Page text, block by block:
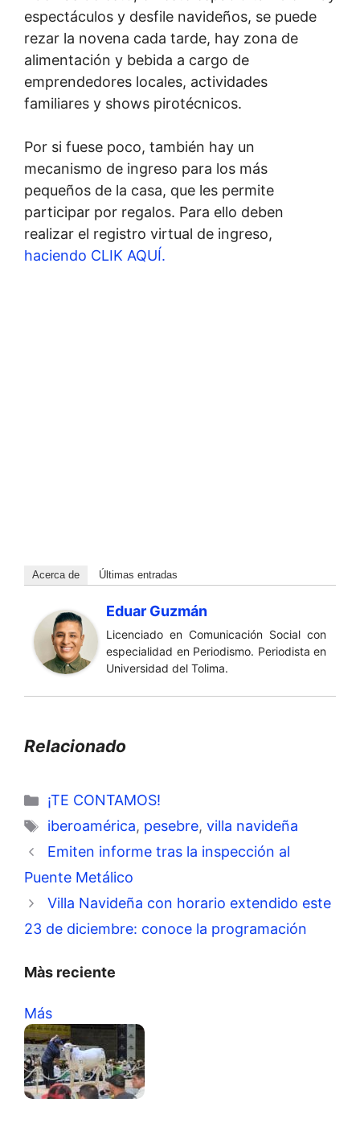
espectáculos y desfile navideños, se puede
rezar la novena cada tarde, hay zona de
alimentación y bebida a cargo de
emprendedores locales, actividades
familiares y shows pirotécnicos.
Por si fuese poco, también hay un
mecanismo de ingreso para los más
pequeños de la casa, que les permite
participar por regalos. Para ello deben
realizar el registro virtual de ingreso,
haciendo CLIK AQUÍ.
Acerca de Últimas entradas
Eduar Guzmán
Licenciado en Comunicación Social con
especialidad en Periodismo. Periodista en
Universidad del Tolima.
Relacionado
Categorías
¡TE CONTAMOS!
Etiquetas
iberoamérica, pesebre, villa navideña
Emiten informe tras la inspección al
Puente Metálico
Villa Navideña con horario extendido este
23 de diciembre: conoce la programación
Màs reciente
Más